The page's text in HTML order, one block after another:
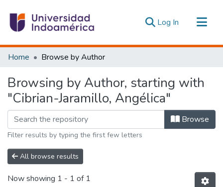
Log In (current)
Communities & Collections
Estadísticas Externas
Home Browse by Author
Browsing by Author, starting with
"Cibrian-Jaramillo, Angélica"
Browse
Filter results by typing the first few letters
All browse results
Now showing 1 - 1 of 1